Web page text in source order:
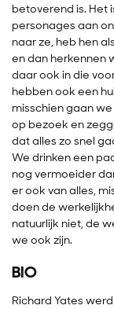
betoverend is. Het
personages aan
naar ze, heb hen
en dan herkennen
daar ook in die
hebben ook een
misschien gaan
op bezoek en
dat alles zo snel
We drinken een
nog vermoeider
er ook van alles,
doen de
natuurlijk niet, de
we ook zijn.
BIO
Richard Yates